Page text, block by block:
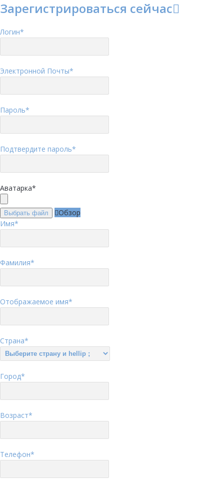
Зарегистрироваться сейчас
Логин*
Электронной Почты*
Пароль*
Подтвердите пароль*
Аватарка*
Выбрать файл
Обзор
Имя*
Фамилия*
Отображаемое имя*
Страна*
Город*
Возраст*
Телефон*